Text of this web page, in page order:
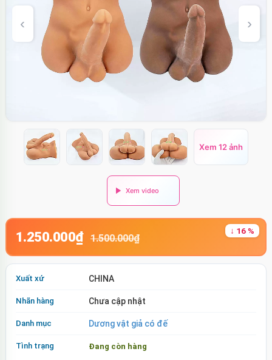
Xem 12 ảnh
1.250.000₫ 1.500.000₫
↓ 16 %
Xuất xứ CHINA
Nhãn hàng Chưa cập nhật
Danh mục Dương vật giả có đế
Tình trạng Đang còn hàng